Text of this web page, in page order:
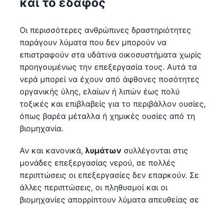
Οι περισσότερες ανθρώπινες δραστηριότητες
παράγουν λύματα που δεν μπορούν να
επιστραφούν στα υδάτινα οικοσυστήματα χωρίς
προηγουμένως την επεξεργασία τους. Αυτά τα
νερά μπορεί να έχουν από άφθονες ποσότητες
οργανικής ύλης, ελαίων ή λιπών έως πολύ
τοξικές και επιβλαβείς για το περιβάλλον ουσίες,
όπως βαρέα μέταλλα ή χημικές ουσίες από τη
βιομηχανία.
Αν και κανονικά, λυμάτων συλλέγονται στις
μονάδες επεξεργασίας νερού, σε πολλές
περιπτώσεις οι επεξεργασίες δεν επαρκούν. Σε
άλλες περιπτώσεις, οι πληθυσμοί και οι
βιομηχανίες απορρίπτουν λύματα απευθείας σε